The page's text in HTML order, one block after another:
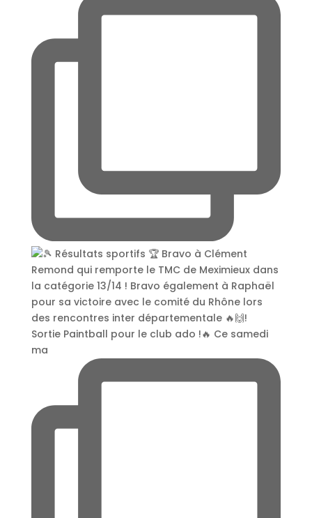
Sortie Paintball pour le club ado !🔥 Ce samedi
ma